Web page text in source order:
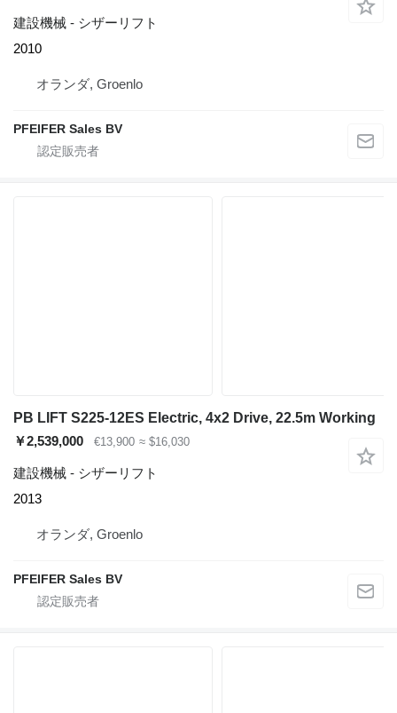
建設機械 - シザーリフト
2010
オランダ, Groenlo
PFEIFER Sales BV
PB LIFT S225-12ES Electric, 4x2 Drive, 22.5m Working
￥2,539,000
€13,900 ≈ $16,030
建設機械 - シザーリフト
2013
オランダ, Groenlo
PFEIFER Sales BV